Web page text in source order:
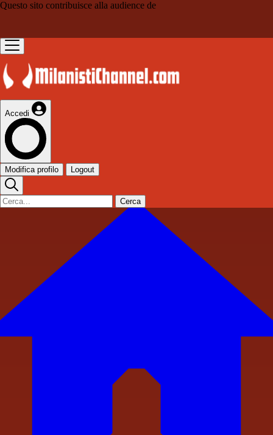
Questo sito contribuisce alla audience de
Accedi
Modifica profilo Logout
Cerca